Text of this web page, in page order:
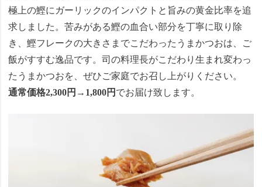
極上の鰹にガーリックのインパクトと旨みの黄金比率を追
求しました。苦みがある鰹の血合い部分を丁寧に取り除
き、鰹フレークの大きさまでこだわったうまかつおは、ご
飯がすすむ逸品です。司の料理長がこだわり生まれ変わっ
たうまかつおを、ぜひご家庭でお召し上がりください。
通常価格2,300円→1,800円 でお届け致します。